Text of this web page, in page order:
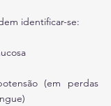
identificar-se:
(em perdas